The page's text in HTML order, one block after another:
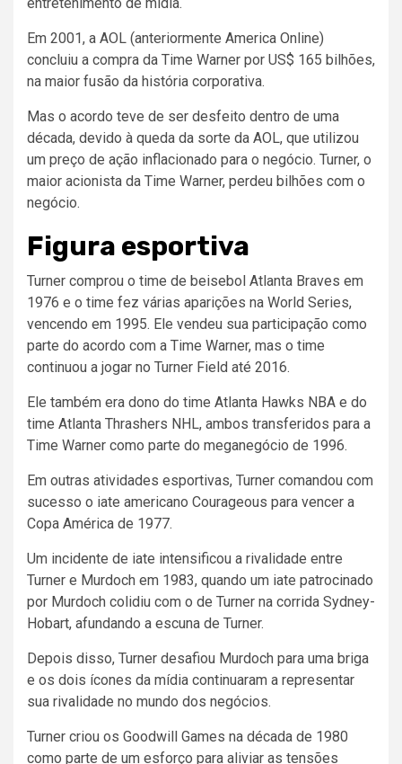
Em 2001, a AOL (anteriormente America Online)
concluiu a compra da Time Warner por US$ 165 bilhões,
na maior fusão da história corporativa.
Mas o acordo teve de ser desfeito dentro de uma
década, devido à queda da sorte da AOL, que utilizou
um preço de ação inflacionado para o negócio. Turner, o
maior acionista da Time Warner, perdeu bilhões com o
negócio.
Figura esportiva
Turner comprou o time de beisebol Atlanta Braves em
1976 e o ​​time fez várias aparições na World Series,
vencendo em 1995. Ele vendeu sua participação como
parte do acordo com a Time Warner, mas o time
continuou a jogar no Turner Field até 2016.
Ele também era dono do time Atlanta Hawks NBA e do
time Atlanta Thrashers NHL, ambos transferidos para a
Time Warner como parte do meganegócio de 1996.
Em outras atividades esportivas, Turner comandou com
sucesso o iate americano Courageous para vencer a
Copa América de 1977.
Um incidente de iate intensificou a rivalidade entre
Turner e Murdoch em 1983, quando um iate patrocinado
por Murdoch colidiu com o de Turner na corrida Sydney-
Hobart, afundando a escuna de Turner.
Depois disso, Turner desafiou Murdoch para uma briga
e os dois ícones da mídia continuaram a representar
sua rivalidade no mundo dos negócios.
Turner criou os Goodwill Games na década de 1980
como parte de um esforço para aliviar as tensões